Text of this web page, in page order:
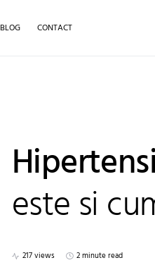
BLOG CONTACT
este si
217 views 2 minute read